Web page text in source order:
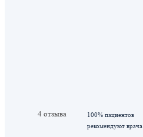
4 отзыва
100% пациентов
рекомендуют врача